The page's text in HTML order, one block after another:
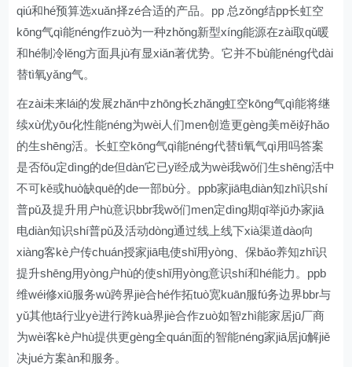
qiú和hé预算选xuǎn择zé合适的产品。pp 总zǒng结pp长虹空
kōng气qì能néng作zuò为一种zhǒng新型xíng能源在zài取qǔ暖
和hé制冷lěng方面具jù有显xiǎn著优势。它并不bù能néng代dài
替tì氧yǎng气。
在zài未来lái的发展zhǎn中zhōng长zhǎng虹空kōng气qì能将继
续xù优yōu化性能néng为wèi人们men创造更gèng美měi好hǎo
的生shēng活。长虹空kōng气qì能néng代替tì氧气qì用吗答案
是否fǒu定dìng的de但dàn它已yǐ经成为wèi我wǒ们生shēng活中
不可kě或huò缺quē的de一部bù分。ppb家jiā电diàn知zhī识shí
普pǔ及提升用户hù意识bbr我wǒ们men定dìng期qī举jǔ办家jiā
电diàn知识shí普pǔ及活动dòng通过线上线下xià渠道dào向
xiàng客kè户传chuán授家jiā电使shǐ用yòng、保bǎo养知zhī识
提升shēng用yòng户hù的使shǐ用yòng意识shí和hé能力。ppb
维wéi修xiū服务wù跨界jiè合hé作拓tuò宽kuān服fú务边界bbr与
yǔ其他tā行业yè进行跨kuà界jiè合作zuò如智zhì能家居jū厂商
为wèi客kè户hù提供更gèng全quán面的智能néng家jiā居jū解jiě
决jué方案àn和服务。